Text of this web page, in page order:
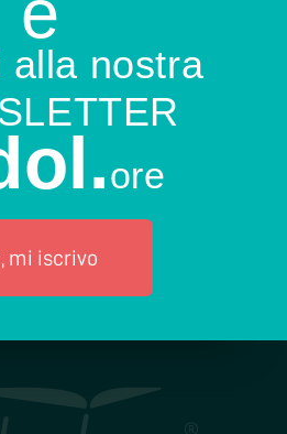
alla nostra
ore
mi iscrivo